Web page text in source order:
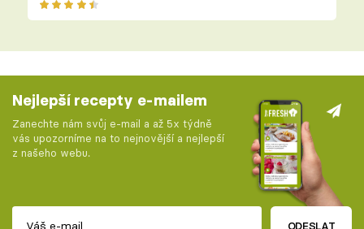
Nejlepší recepty e-mailem
Zanechte nám svůj e-mail a až 5x týdně
vás upozorníme na to nejnovější a nejlepší
z našeho webu.
ODESLAT